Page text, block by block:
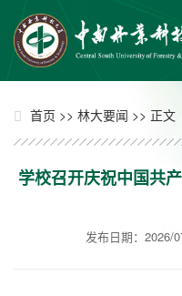
首页 >> 林大要闻 >> 正文
学校召开庆祝中国共
发布日期：2026/